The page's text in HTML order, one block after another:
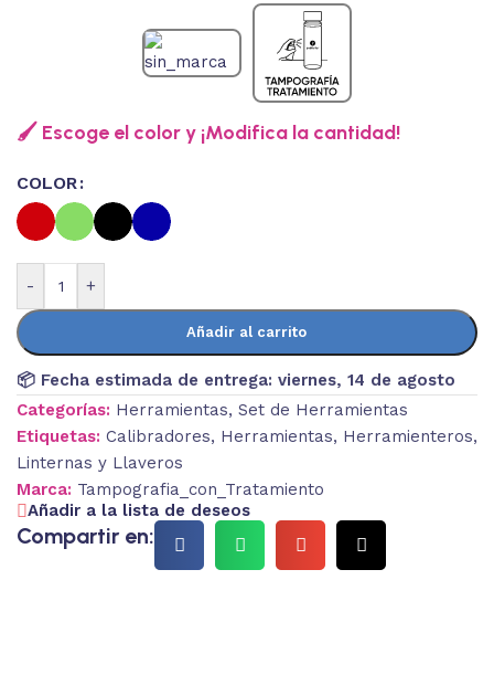
🖌️ Escoge el color y ¡Modifica la cantidad!
COLOR
- +
Añadir al carrito
📦 Fecha estimada de entrega: viernes, 14 de agosto
Categorías: Herramientas, Set de Herramientas
Etiquetas: Calibradores, Herramientas, Herramienteros,
Linternas y Llaveros
Marca: Tampografia_con_Tratamiento
Añadir a la lista de deseos
Compartir en: